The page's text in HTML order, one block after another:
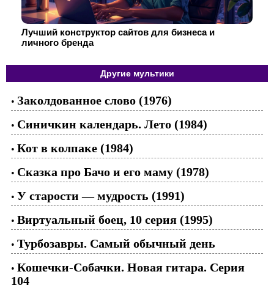
Лучший конструктор сайтов для бизнеса и
личного бренда
Другие мультики
• Заколдованное слово (1976)
• Синичкин календарь. Лето (1984)
• Кот в колпаке (1984)
• Сказка про Бачо и его маму (1978)
• У старости — мудрость (1991)
• Виртуальный боец, 10 серия (1995)
• Турбозавры. Самый обычный день
• Кошечки-Собачки. Новая гитара. Серия
104